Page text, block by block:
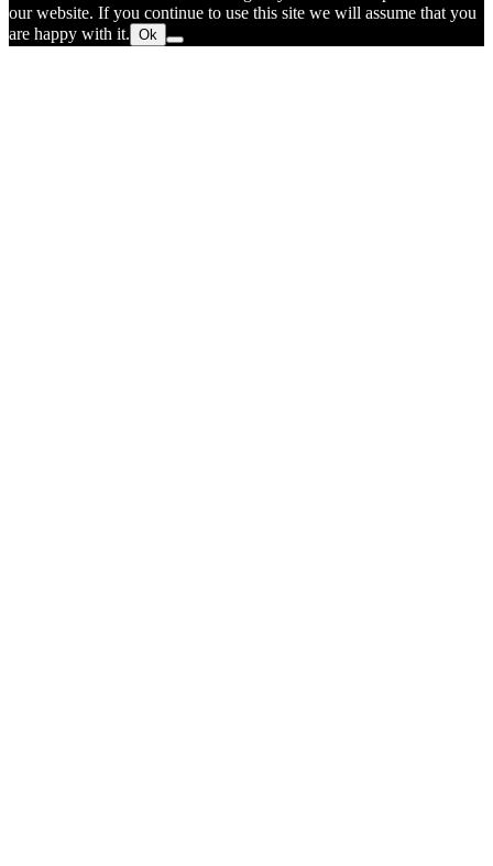
our website. If you continue to use this site we will assume that you
are happy with it. Ok